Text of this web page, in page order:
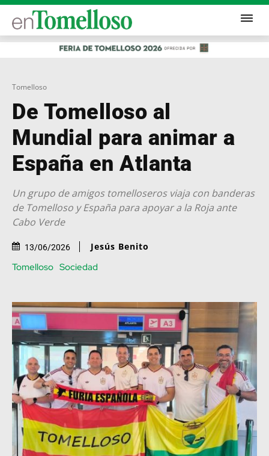
Tomelloso
De Tomelloso al
Mundial para animar a
España en Atlanta
Un grupo de amigos tomelloseros viaja con banderas
de Tomelloso y España para apoyar a la Roja ante
Cabo Verde
13/06/2026 Jesús Benito
Tomelloso Sociedad